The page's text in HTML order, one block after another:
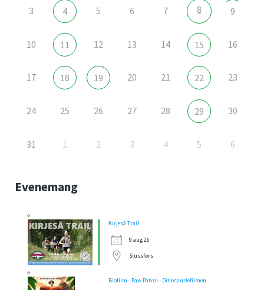
3 4 5 6 7 8 9
10 11 12 13 14 15 16
17 18 19 20 21 22 23
24 25 26 27 28 29 30
31 1 2 3 4 5 6
Evenemang
Kirjeså Trail
9 aug 26
Slussfors
Biofilm - Paw Patrol - Dinosauriefilmen